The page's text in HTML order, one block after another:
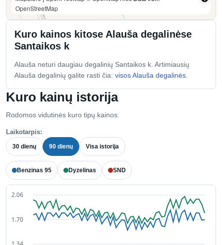
Kuro kainų istorija
Rodomos vidutinės kuro tipų kainos.
Laikotarpis:
30 dienų 90 dienų Visa istorija
Benzinas 95 Dyzelinas SND
OpenStreetMap
Kuro kainos kitose Alauša degalinėse
Santaikos k
Alauša neturi daugiau degalinių Santaikos k. Artimiausių
Alauša degalinių galite rasti čia: visos Alauša degalinės